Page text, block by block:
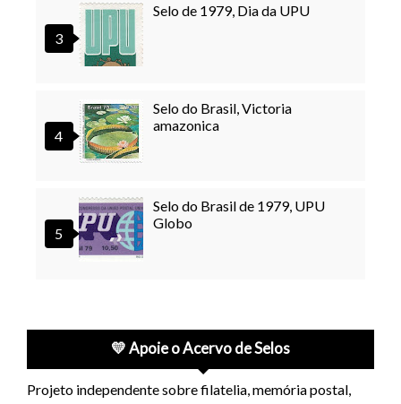
Selo de 1979, Dia da UPU
Selo do Brasil, Victoria
amazonica
Selo do Brasil de 1979, UPU
Globo
💛 Apoie o Acervo de Selos
Projeto independente sobre filatelia, memória postal,